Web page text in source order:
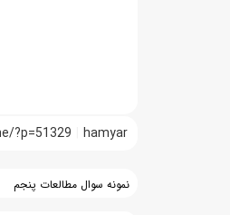
hamyar
?p=51329
نمونه سوال مطالعات پنجم